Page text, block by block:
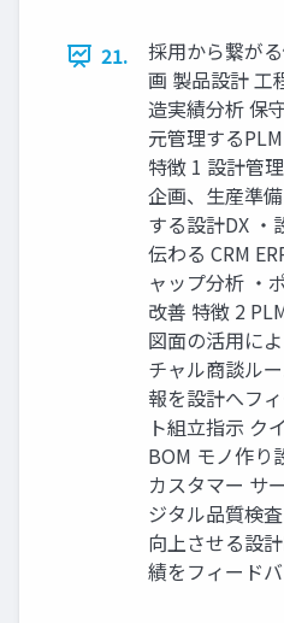
21.
採⽤から繋が
画 製品設計
造実績分析 保
元管理する
特徴 1 設計管
企画、⽣産準
する設計DX ‧
伝わる CRM
ャップ分析 ‧
改善 特徴 2
図⾯の活⽤に
チャル商談ル
報を設計へフ
ト組⽴指⽰ ク
BOM モノ作り
カスタマー サ
ジタル品質検
向上させる設
績をフィード